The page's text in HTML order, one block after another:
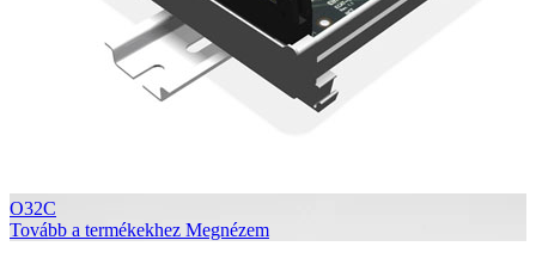
O32C
Tovább a termékekhez Megnézem